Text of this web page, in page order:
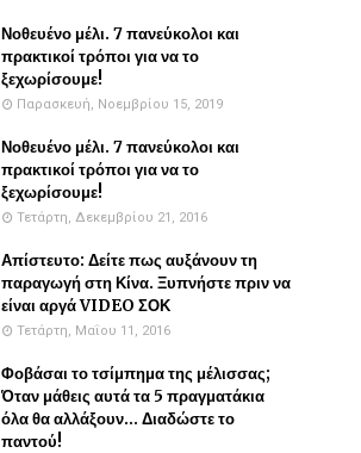
Νοθευένο μέλι. 7 πανεύκολοι και
πρακτικοί τρόποι για να το
ξεχωρίσουμε!
Παρασκευή, Νοεμβρίου 15, 2019
Νοθευένο μέλι. 7 πανεύκολοι και
πρακτικοί τρόποι για να το
ξεχωρίσουμε!
Τετάρτη, Δεκεμβρίου 21, 2016
Απίστευτο: Δείτε πως αυξάνουν τη
παραγωγή στη Κίνα. Ξυπνήστε πριν να
είναι αργά VIDEO ΣΟΚ
Τετάρτη, Μαΐου 11, 2016
Φοβάσαι το τσίμπημα της μέλισσας;
Όταν μάθεις αυτά τα 5 πραγματάκια
όλα θα αλλάξουν... Διαδώστε το
παντού!